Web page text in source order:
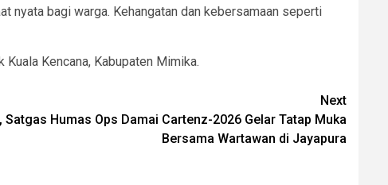
nyata bagi warga. Kehangatan dan kebersamaan seperti
Kencana, Kabupaten Mimika.
Next
Humas Ops Damai Cartenz-2026 Gelar Tatap Muka
Bersama Wartawan di Jayapura